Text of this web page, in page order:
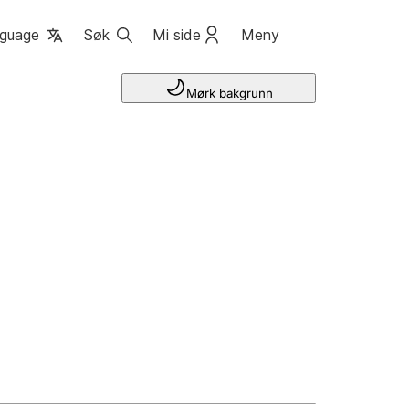
Søk Mi side Meny
Mørk bakgrunn